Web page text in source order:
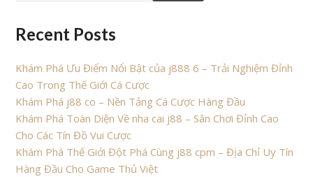
Recent Posts
Khám Phá Ưu Điểm Nổi Bật của j888 6 – Trải Nghiệm Đỉnh
Cao Trong Thế Giới Cá Cược
Khám Phá j88 co – Nền Tảng Cá Cược Hàng Đầu
Khám Phá Toàn Diện Về nha cai j88 – Sân Chơi Đỉnh Cao
Cho Các Tín Đồ Vui Cược
Khám Phá Thế Giới Đột Phá Cùng j88 cpm – Địa Chỉ Uy Tín
Hàng Đầu Cho Game Thủ Việt